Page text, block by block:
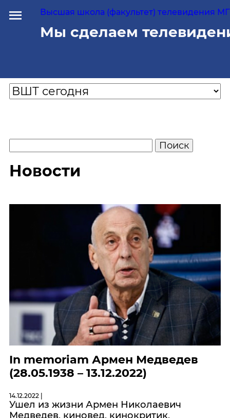
Высшая школа (факультет) телевидения
Мы сделаем
Новости
In memoriam Армен Медведев
(28.05.1938 – 13.12.2022)
14.12.2022 |
Ушел из жизни Армен Николаевич
Медведев, киновед, кинокритик,